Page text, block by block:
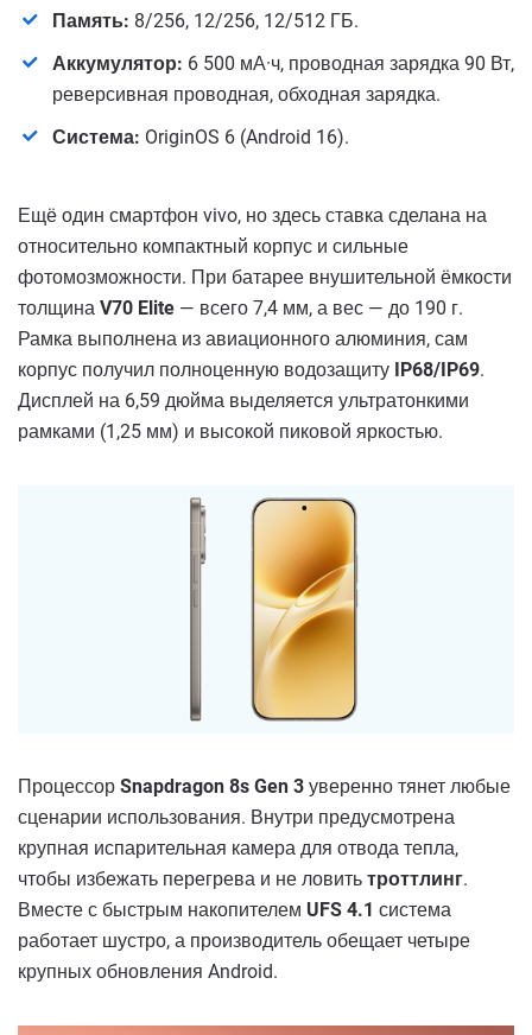
Память: 8/256, 12/256, 12/512 ГБ.
Аккумулятор: 6 500 мА·ч, проводная зарядка 90 Вт,
реверсивная проводная, обходная зарядка.
Система: OriginOS 6 (Android 16).
Ещё один смартфон vivo, но здесь ставка сделана на
относительно компактный корпус и сильные
фотомозможности. При батарее внушительной ёмкости
толщина V70 Elite — всего 7,4 мм, а вес — до 190 г.
Рамка выполнена из авиационного алюминия, сам
корпус получил полноценную водозащиту IP68/IP69.
Дисплей на 6,59 дюйма выделяется ультратонкими
рамками (1,25 мм) и высокой пиковой яркостью.
Процессор Snapdragon 8s Gen 3 уверенно тянет любые
сценарии использования. Внутри предусмотрена
крупная испарительная камера для отвода тепла,
чтобы избежать перегрева и не ловить троттлинг.
Вместе с быстрым накопителем UFS 4.1 система
работает шустро, а производитель обещает четыре
крупных обновления Android.